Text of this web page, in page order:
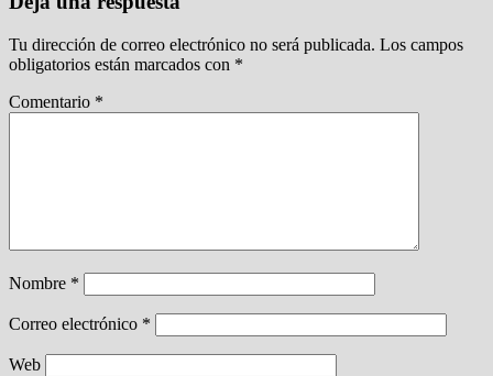
Tu dirección de correo electrónico no será publicada. Los campos
obligatorios están marcados con *
Comentario *
Nombre *
Correo electrónico *
Web